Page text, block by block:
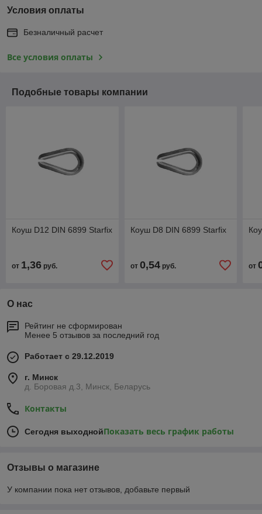
Условия оплаты
Безналичный расчет
Все условия оплаты
Подобные товары компании
Коуш D12 DIN 6899 Starfix
от 1,36 руб.
Коуш D8 DIN 6899 Starfix
от 0,54руб. от
О нас
Рейтинг не сформирован
Менее 5 отзывов за последний год
Работает с 29.12.2019
г. Минск
д. Боровая д.3, Минск, Беларусь
Контакты
Сегодня выходнойПоказать весь график работы
Отзывы о магазине
У компании пока нет отзывов, добавьте первый